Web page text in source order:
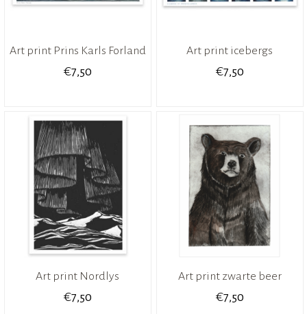
Art print Prins Karls Forland
€7,50
Art print icebergs
€7,50
Art print Nordlys
€7,50
Art print zwarte beer
€7,50